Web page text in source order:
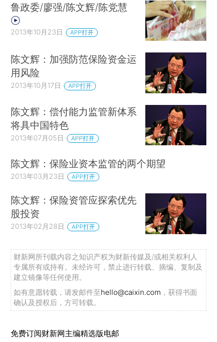
鲁政委/廖强/陈文辉/陈党慧
2013年10月23日 APP打开
陈文辉：加强防范保险资金运
用风险
2013年10月17日 APP打开
陈文辉：偿付能力监管新体系
将具中国特色
2013年07月05日 APP打开
陈文辉：保险业资本监管的两个期望
2013年03月23日 APP打开
陈文辉：保险资管应探索优先
股投资
2013年02月28日 APP打开
财新网所刊载内容之知识产权为财新传媒及/或相关权利人
专属所有或持有。未经许可，禁止进行转载、摘编、复制及
建立镜像等任何使用。
如有意愿转载，请发邮件至hello@caixin.com ，获得书面
确认及授权后，方可转载。
免费订阅财新网主编精选版电邮